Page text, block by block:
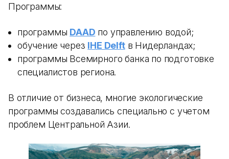
Программы:
программы DAAD по управлению водой;
обучение через IHE Delftв Нидерландах;
программы Всемирного банка по подготовке
специалистов региона.
В отличие от бизнеса, многие экологические
программы создавались специально с учетом
проблем Центральной Азии.